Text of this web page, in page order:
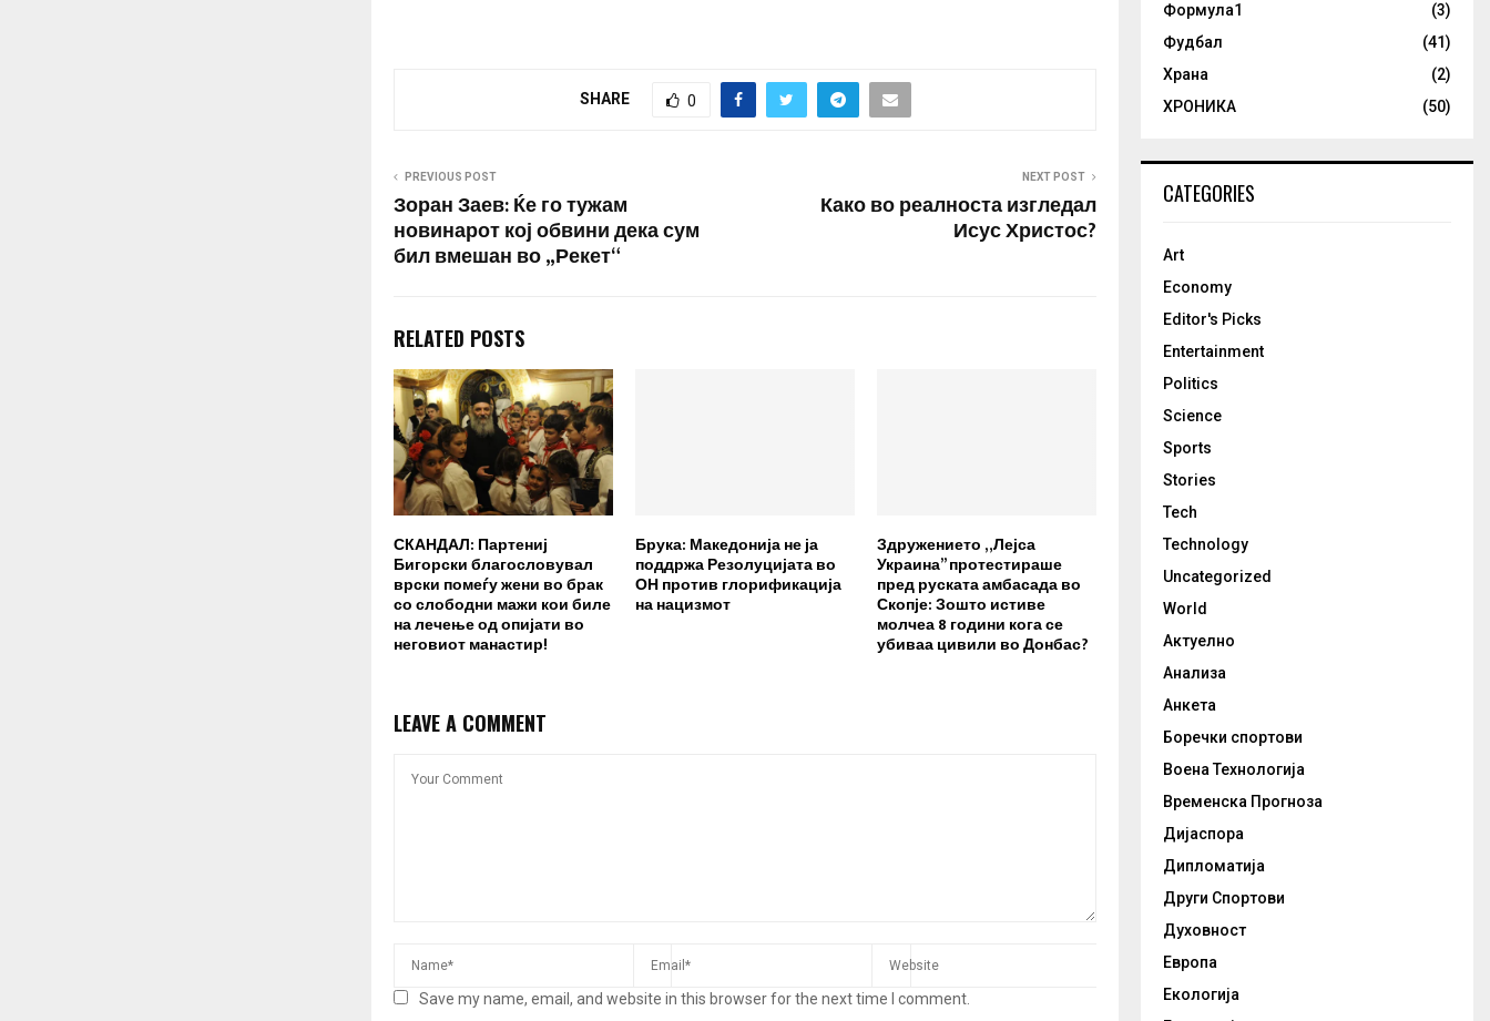
SHARE 0
PREVIOUS POST
Зоран Заев: Ќе го тужам
новинарот кој обвини дека сум
бил вмешан во „Рекет“
NEXT POST
Како во реалноста изгледал
Исус Христос?
RELATED POSTS
СКАНДАЛ: Партениј
Бигорски благословувал
врски помеѓу жени во брак
со слободни мажи кои биле
на лечење од опијати во
неговиот манастир!
Брука: Македонија не ја
поддржа Резолуцијата во
ОН против глорификација
на нацизмот
Здружението „Лејса
Украина” протестираше
пред руската амбасада во
Скопје: Зошто истиве
молчеа 8 години кога се
убиваа цивили во Донбас?
LEAVE A COMMENT
Save my name, email, and website in this browser for the next time I comment.
Формула1
(3)
Фудбал
(41)
Храна
(2)
ХРОНИКА
(50)
CATEGORIES
Art
Economy
Editor's Picks
Entertainment
Politics
Science
Sports
Stories
Tech
Technology
Uncategorized
World
Актуелно
Анализа
Анкета
Боречки спортови
Воена Технологија
Временска Прогноза
Дијаспора
Дипломатија
Други Спортови
Духовност
Европа
Екологија